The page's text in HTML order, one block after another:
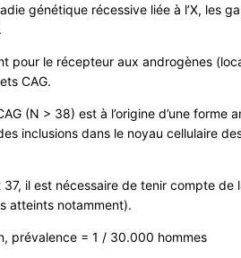
génétique récessive liée à l’X, les
pour le récepteur aux androgènes
CAG.
(N > 38) est à l’origine d’une forme
inclusions dans le noyau cellulaire
il est nécessaire de tenir compte de
atteints notamment).
prévalence = 1 / 30.000 hommes